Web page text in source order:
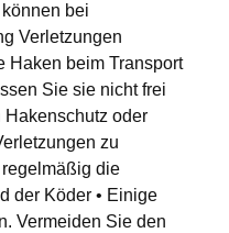
bei
Verletzungen
Haken beim Transport
Sie sie nicht frei
Hakenschutz oder
zu
die
der Köder • Einige
Vermeiden Sie den